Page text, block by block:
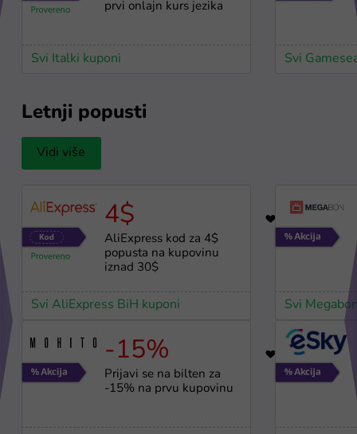
prvi onlajn kurs jezika
Svi Italki kuponi Svi
Letnji popusti
Vidi više
4$
AliExpress kod za 4$
popusta na kupovinu
iznad 30$
Svi AliExpress BiH kuponi
-15%
Prijavi se na bilten za
-15% na prvu kupovinu
Svi